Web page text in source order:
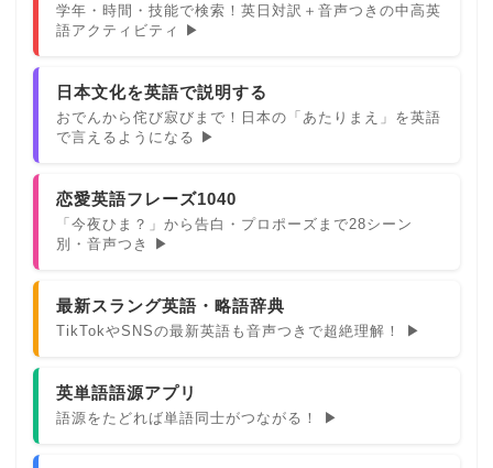
学年・時間・技能で検索！英日対訳＋音声つきの中高英
語アクティビティ ▶
日本文化を英語で説明する
おでんから侘び寂びまで！日本の「あたりまえ」を英語
で言えるようになる ▶
恋愛英語フレーズ1040
「今夜ひま？」から告白・プロポーズまで28シーン
別・音声つき ▶
最新スラング英語・略語辞典
TikTokやSNSの最新英語も音声つきで超絶理解！ ▶
英単語語源アプリ
語源をたどれば単語同士がつながる！ ▶